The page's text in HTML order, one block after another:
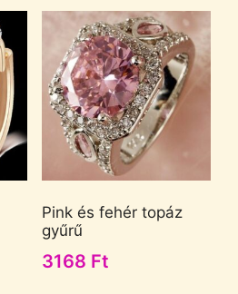
Pink és fehér topáz
gyűrű
3168 Ft